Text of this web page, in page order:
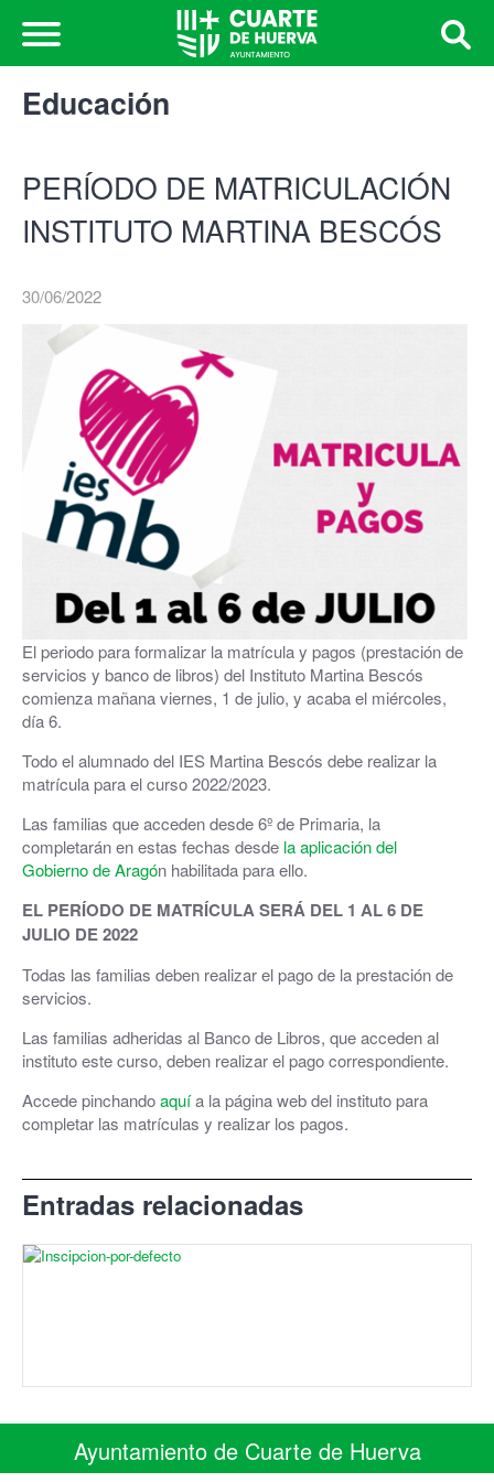
Educación
PERÍODO DE MATRICULACIÓN
INSTITUTO MARTINA BESCÓS
30/06/2022
El periodo para formalizar la matrícula y pagos (prestación de
servicios y banco de libros) del Instituto Martina Bescós
comienza mañana viernes, 1 de julio, y acaba el miércoles,
día 6.
Todo el alumnado del IES Martina Bescós debe realizar la
matrícula para el curso 2022/2023.
Las familias que acceden desde 6º de Primaria, la
completarán en estas fechas desde la aplicación del
Gobierno de Aragón habilitada para ello.
EL PERÍODO DE MATRÍCULA SERÁ DEL 1 AL 6 DE
JULIO DE 2022
Todas las familias deben realizar el pago de la prestación de
servicios.
Las familias adheridas al Banco de Libros, que acceden al
instituto este curso, deben realizar el pago correspondiente.
Accede pinchandoaquía la página web del instituto para
completar las matrículas y realizar los pagos.
Entradas relacionadas
IES MARTINA BESCÓS
01/08/2023Ayuntamiento de Cuarte de Huerva